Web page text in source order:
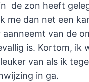
de zon heeft
me dan net een
aanneemt van de
is. Kortom, ik
van als ik
in ga.